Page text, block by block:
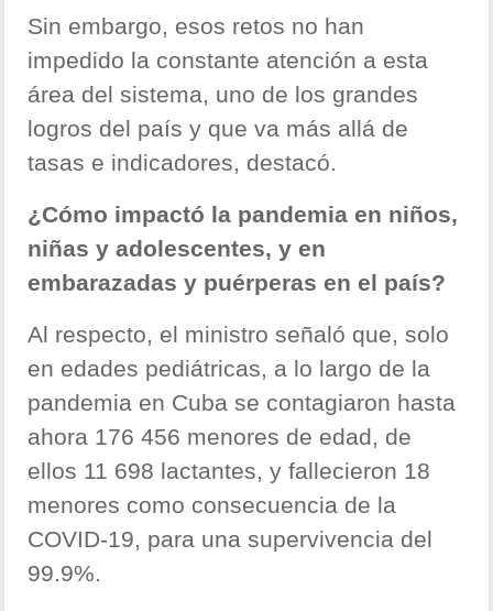
Sin embargo, esos retos no han
impedido la constante atención a esta
área del sistema, uno de los grandes
logros del país y que va más allá de
tasas e indicadores, destacó.
¿Cómo impactó la pandemia en niños,
niñas y adolescentes, y en
embarazadas y puérperas en el país?
Al respecto, el ministro señaló que, solo
en edades pediátricas, a lo largo de la
pandemia en Cuba se contagiaron hasta
ahora 176 456 menores de edad, de
ellos 11 698 lactantes, y fallecieron 18
menores como consecuencia de la
COVID-19, para una supervivencia del
99.9%.